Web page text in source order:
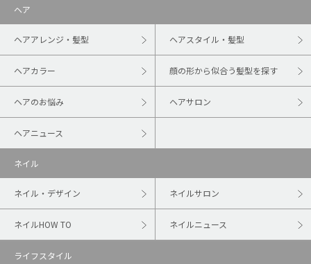
ヘア
ヘアアレンジ・髪型 ヘアスタイル・髪型
ヘアカラー 顔の形から似合う髪型を探す
ヘアのお悩み ヘアサロン
ヘアニュース
ネイル
ネイル・デザイン ネイルサロン
ネイルHOW TO ネイルニュース
ライフスタイル